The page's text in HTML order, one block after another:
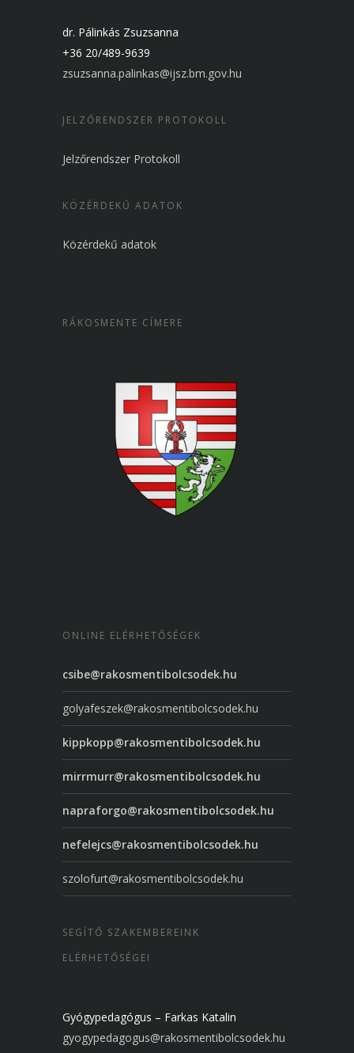
dr. Pálinkás Zsuzsanna
+36 20/489-9639
zsuzsanna.palinkas@ijsz.bm.gov.hu
JELZŐRENDSZER PROTOKOLL
Jelzőrendszer Protokoll
KÖZÉRDEKŰ ADATOK
Közérdekű adatok
RÁKOSMENTE CÍMERE
ONLINE ELÉRHETŐSÉGEK
csibe@rakosmentibolcsodek.hu
golyafeszek@rakosmentibolcsodek.hu
kippkopp@rakosmentibolcsodek.hu
mirrmurr@rakosmentibolcsodek.hu
napraforgo@rakosmentibolcsodek.hu
nefelejcs@rakosmentibolcsodek.hu
szolofurt@rakosmentibolcsodek.hu
SEGÍTŐ SZAKEMBEREINK
ELÉRHETŐSÉGEI
Gyógypedagógus – Farkas Katalin
gyogypedagogus@rakosmentibolcsodek.hu